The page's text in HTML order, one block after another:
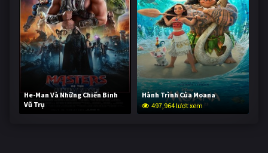
He-Man Và Những Chiến Binh
Vũ Trụ
247,401 lượt xem
Hành Trình Của Moana
497,964 lượt xem